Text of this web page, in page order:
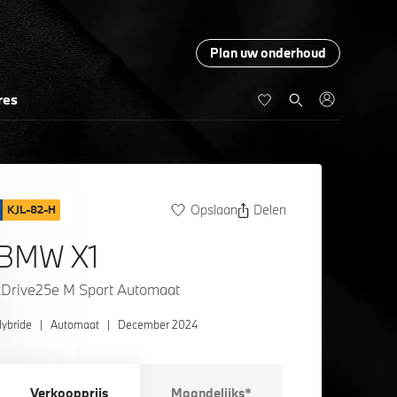
Plan uw onderhoud
KJL-82-H Opslaan Delen
X1
M Sport Automaat
| Automaat | December 2024
Verkoopprijs Maandelijks*